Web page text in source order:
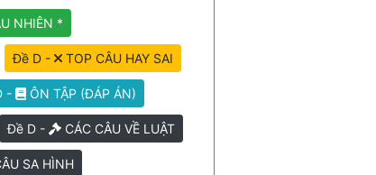
NHIÊN *
Đề D - TOP CÂU HAY SAI
- ÔN TẬP (ĐÁP ÁN)
Đề D - CÁC CÂU VỀ LUẬT
SA HÌNH